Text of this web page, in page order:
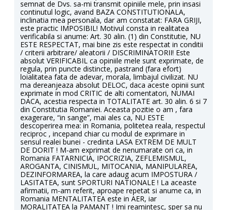
semnat de Dvs. sa-mi transmit opiniile mele, prin insasi
continutul logic, avand BAZA CONSTITUTIONALA,
inclinatia mea personala, dar am constatat: FARA GRIJI,
este practic IMPOSIBIL! Motivul consta in realitatea
verificabila si anume: Art. 30 alin. (1) din Constitutie, NU
ESTE RESPECTAT, mai bine zis este respectat in conditii
/ criterii arbitrare/ aleatorii / DISCRIMINATORII! Este
absolut VERIFICABIL ca opiniile mele sunt exprimate, de
regula, prin puncte distincte, pastrand (fara efort)
loialitatea fata de adevar, morala, limbajul civilizat. NU
ma dereanjeaza absolut DELOC, daca aceste opinii sunt
exprimate in mod CRITIC de alti comentatori, NUMAI
DACA, acestia respecta in TOTALITATE art. 30 alin. 6 si 7
din Constitutia Romaniei. Aceasta pozitie o am , fara
exagerare, “in sange”, mai ales ca, NU ESTE
descoperirea mea: in Romania, politetea reala, respectul
reciproc , incepand chiar cu modul de exprimare in
sensul realei bunei - credinta LASA EXTREM DE MULT
DE DORIT ! M-am exprimat de nenumarate ori ca, in
Romania FATARNICIA, IPOCRIZIA, ZEFLEMISMUL,
AROGANTA, CINISMUL, MITOCANIA, MANIPULAREA,
DEZINFORMAREA, la care adaug acum IMPOSTURA /
LASITATEA, sunt SPORTURI NATIONALE ! La aceaste
afirmatii, m-am referit, aproape repetat si anume ca, in
Romania MENTALITATEA este in AER, iar
MORALITATEA la PAMANT ! Imi reamintesc, sper sa nu